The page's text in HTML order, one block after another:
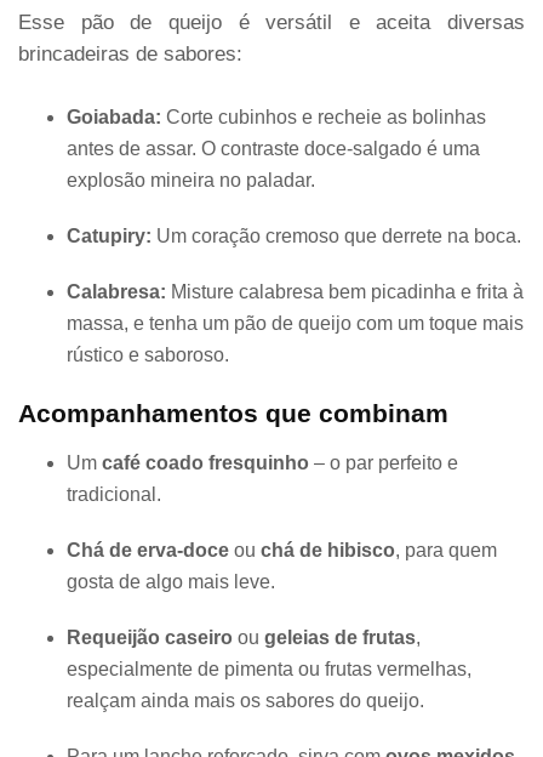
Esse pão de queijo é versátil e aceita diversas
brincadeiras de sabores:
Goiabada: Corte cubinhos e recheie as bolinhas
antes de assar. O contraste doce-salgado é uma
explosão mineira no paladar.
Catupiry: Um coração cremoso que derrete na boca.
Calabresa: Misture calabresa bem picadinha e frita à
massa, e tenha um pão de queijo com um toque mais
rústico e saboroso.
Acompanhamentos que combinam
Um café coado fresquinho – o par perfeito e
tradicional.
Chá de erva-doce ou chá de hibisco, para quem
gosta de algo mais leve.
Requeijão caseiro ou geleias de frutas,
especialmente de pimenta ou frutas vermelhas,
realçam ainda mais os sabores do queijo.